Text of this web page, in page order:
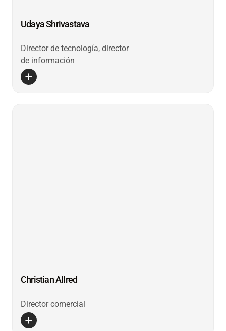
Udaya Shrivastava
Director de tecnología, director
de información
Christian Allred
Director comercial